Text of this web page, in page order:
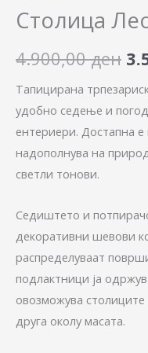
Столица
4.900,00ден
Тапицирана
удобно седење и
ентериери. Достапна е
надополнува на
светли тонови.
Седиштето и
декоративни шевови
распределуваат
подлактници ја
овозможува
друга околу масата.